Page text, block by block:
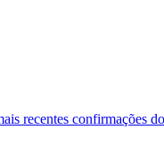
recentes confirmações